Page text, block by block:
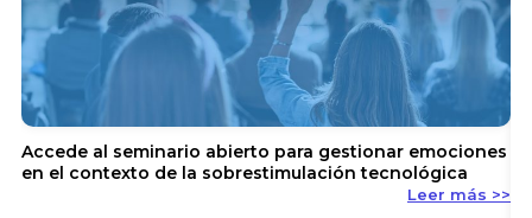
Accede al seminario abierto para gestionar emociones
en el contexto de la sobrestimulación tecnológica
Leer más >>